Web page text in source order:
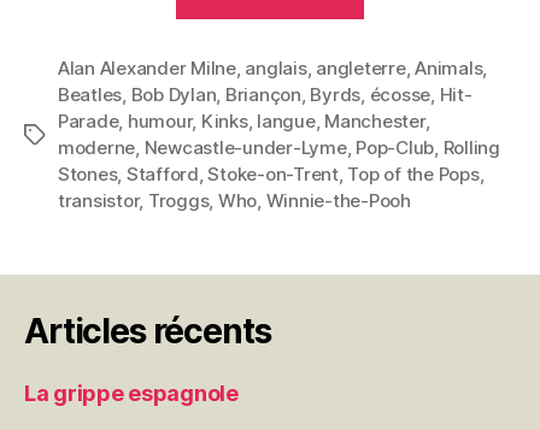
l’anglais »
Étiquettes
Alan Alexander Milne, anglais, angleterre,Animals,
Beatles Bob Dylan Briançon Byrds écosse Hit-
Parade, humour, Kinks, langue, Manchester,
moderne Newcastle-under-Lyme, Pop-Club Rolling
Stones, Stafford ,Stoke-on-Trent, Top of the Pops,
transistor, Troggs, Who Winnie-the-Pooh
Articles récents
La grippe espagnole